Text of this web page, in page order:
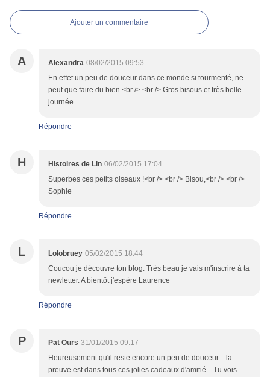
Ajouter un commentaire
A Alexandra 08/02/2015 09:53
En effet un peu de douceur dans ce monde si tourmenté, ne
peut que faire du bien.<br /> <br /> Gros bisous et très belle
journée.
Répondre
H Histoires de Lin 06/02/2015 17:04
Superbes ces petits oiseaux !<br /> <br /> Bisou,<br /> <br />
Sophie
Répondre
L Lolobruey 05/02/2015 18:44
Coucou je découvre ton blog. Très beau je vais m'inscrire à ta
newletter. A bientôt j'espère Laurence
Répondre
P Pat Ours 31/01/2015 09:17
Heureusement qu'il reste encore un peu de douceur ...la
preuve est dans tous ces jolies cadeaux d'amitié ...Tu vois